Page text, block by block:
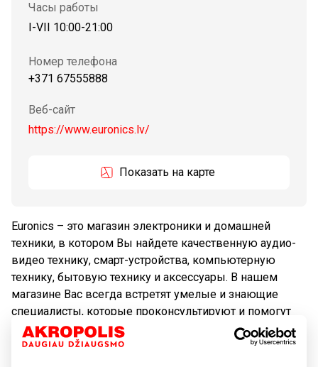
Часы работы
I-VII 10:00-21:00
Номер телефона
+371 67555888
Веб-сайт
https://www.euronics.lv/
Показать на карте
Euronics – это магазин электроники и домашней
техники, в котором Вы найдете качественную аудио-
видео технику, смарт-устройства, компьютерную
технику, бытовую технику и аксессуары. В нашем
магазине Вас всегда встретят умелые и знающие
специалисты, которые проконсультируют и помогут
выбрать наиболее подходящую электронику для
дома, работы или отдыха.